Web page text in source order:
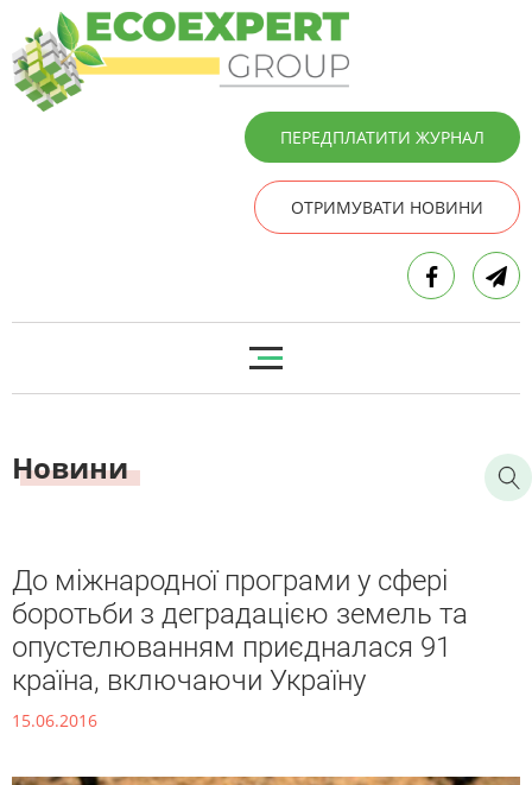
ПЕРЕДПЛАТИТИ ЖУРНАЛ
ОТРИМУВАТИ НОВИНИ
Новини
До міжнародної програми у сфері
боротьби з деградацією земель та
опустелюванням приєдналася 91
країна, включаючи Україну
15.06.2016